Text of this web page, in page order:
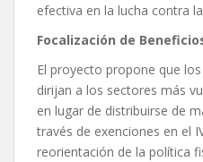
efectiva en la lucha contra
Focalización de
El proyecto propone que
dirijan a los sectores más
en lugar de distribuirse de
través de exenciones en el
reorientación de la política